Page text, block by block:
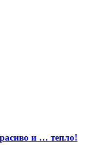
и … тепло!